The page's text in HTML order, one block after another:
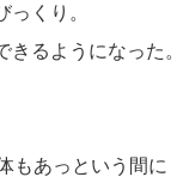
くり。
るようになった。
もあっという間に